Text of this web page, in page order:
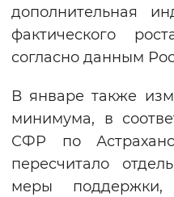
дополнительная
фактического
согласно данным
В январе также
минимума, в
СФР по
пересчитало
меры